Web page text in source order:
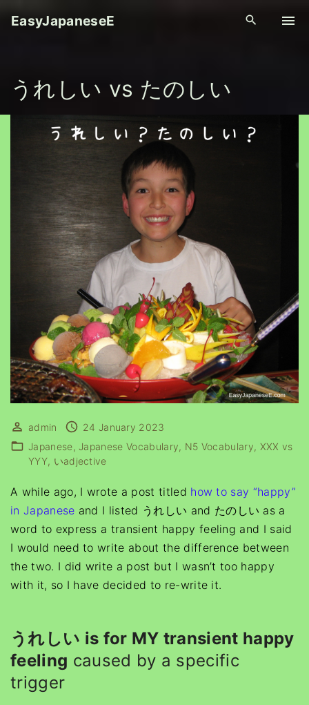
EasyJapaneseE
うれしい vs たのしい
admin
24 January 2023
Japanese Japanese Vocabulary N5 Vocabulary XXX vs
YYY いadjective
A while ago, I wrote a post titled how to say “happy”
in Japanese and I listed うれしい and たのしい as a
word to express a transient happy feeling and I said
I would need to write about the difference between
the two. I did write a post but I wasn’t too happy
with it, so I have decided to re-write it.
うれしい is for MY transient happy
feeling caused by a specific
trigger